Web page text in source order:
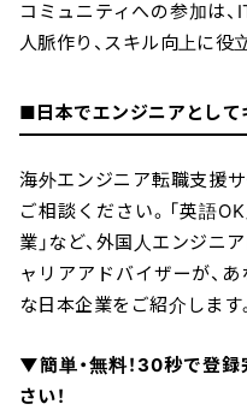
コミュニティへの参加は
人脈作り、スキル向上に役
■日本でエンジニアとして
海外エンジニア転職支援サ
ご相談ください。「英語
業」など、外国人エンジニ
ャリアアドバイザーが、
な日本企業をご紹介します
▼簡単・無料！30秒で登
さい！